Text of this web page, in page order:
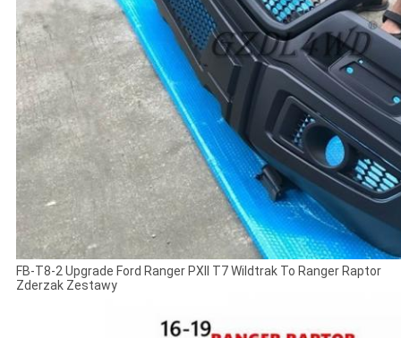
FB-T8-2 Upgrade Ford Ranger PXII T7 Wildtrak To Ranger Raptor
Zderzak Zestawy